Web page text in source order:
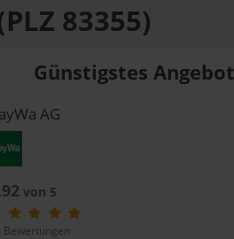
83355)
Günstigstes
AG
von 5
Bewertungen